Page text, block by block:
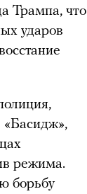
Трампа, что
ударов
режима.
борьбу